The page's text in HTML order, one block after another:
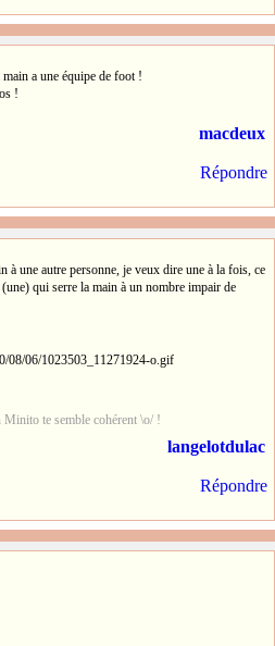
a une équipe de foot !
!
macdeux
Répondre
à une autre personne, je veux dire une à la fois, ce
qui serre la main à un nombre impair de
te semble cohérent \o/ !
langelotdulac
Répondre